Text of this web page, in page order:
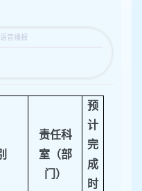
责任科
室（部
门）
预
计
完
成
时